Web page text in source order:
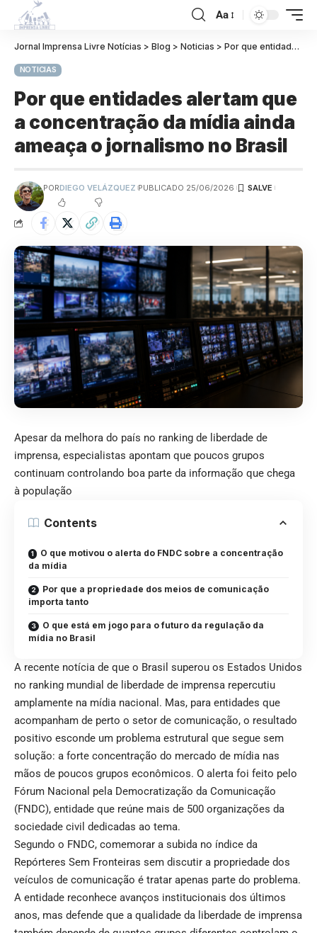
Aa
Jornal Imprensa Livre Notícias > Blog > Noticias > Por que entidades alertam que a concentração da mídia ainda ameaça o jornalismo no Brasil
NOTICIAS
Por que entidades alertam que
a concentração da mídia ainda
ameaça o jornalismo no Brasil
PORDIEGO VELÁZQUEZ PUBLICADO 25/06/2026
Apesar da melhora do país no ranking de liberdade de
imprensa, especialistas apontam que poucos grupos
continuam controlando boa parte da informação que chega
à população
Contents
O que motivou o alerta do FNDC sobre a concentração
da mídia
Por que a propriedade dos meios de comunicação
importa tanto
O que está em jogo para o futuro da regulação da
mídia no Brasil
A recente notícia de que o Brasil superou os Estados Unidos
no ranking mundial de liberdade de imprensa repercutiu
amplamente na mídia nacional. Mas, para entidades que
acompanham de perto o setor de comunicação, o resultado
positivo esconde um problema estrutural que segue sem
solução: a forte concentração do mercado de mídia nas
mãos de poucos grupos econômicos. O alerta foi feito pelo
Fórum Nacional pela Democratização da Comunicação
(FNDC), entidade que reúne mais de 500 organizações da
sociedade civil dedicadas ao tema.
Segundo o FNDC, comemorar a subida no índice da
Repórteres Sem Fronteiras sem discutir a propriedade dos
veículos de comunicação é tratar apenas parte do problema.
A entidade reconhece avanços institucionais dos últimos
anos, mas defende que a qualidade da liberdade de imprensa